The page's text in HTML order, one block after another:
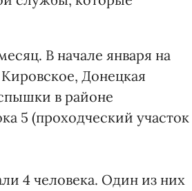
В начале января на
Донецкая
в районе
5 (проходческий участок
4 человека. Один из них